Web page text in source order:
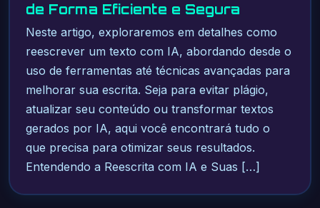
de Forma Eficiente e Segura
Neste artigo, exploraremos em detalhes como
reescrever um texto com IA, abordando desde o
uso de ferramentas até técnicas avançadas para
melhorar sua escrita. Seja para evitar plágio,
atualizar seu conteúdo ou transformar textos
gerados por IA, aqui você encontrará tudo o
que precisa para otimizar seus resultados.
Entendendo a Reescrita com IA e Suas […]